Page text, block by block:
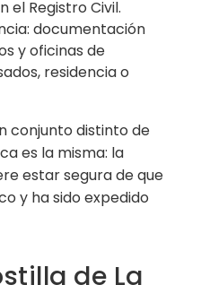
el Registro Civil.
documentación
y oficinas de
residencia o
conjunto distinto de
es la misma: la
estar segura de que
y ha sido expedido
de La